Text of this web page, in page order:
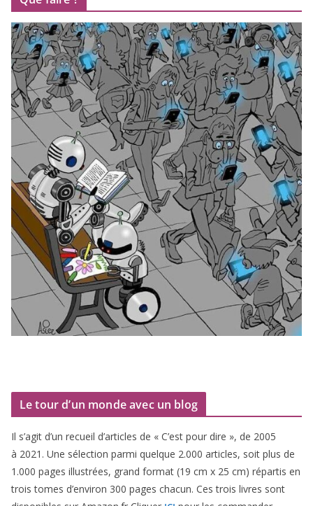
Le tour d’un monde avec un blog
Il s’agit d’un recueil d’ar­ticles de « C’est pour dire », de 2005
à 2021 . Une sélec­tion par­mi quelque 2.000 articles, soit plus de
1 .000 pages illus­trées, grand for­mat (19 cm x 25 cm) répar­tis en
trois tomes d’environ 300 pages cha­cun. Ces trois livres sont